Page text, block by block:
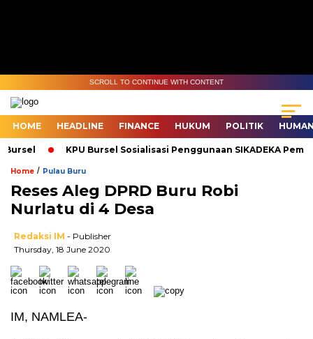
SCROLL TO CONTINUE WITH CONTENT
HOME HEADLINE FINANCE HUKUM POLITIK
KPU Bursel Sosialisasi Penggunaan SIKADEKA Pemilu
Home / Pulau Buru
Reses Aleg DPRD Buru Robi
Nurlatu di 4 Desa
Redaksi IM - Publisher
Thursday, 18 June 2020
IM, NAMLEA-